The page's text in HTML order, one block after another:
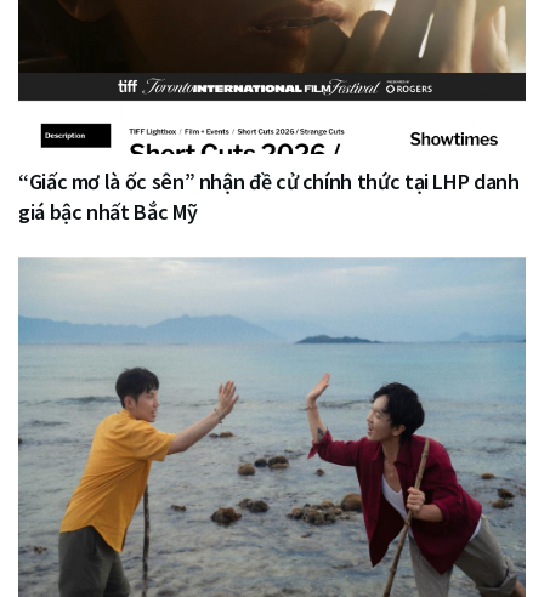
“Giấc mơ là ốc sên” nhận đề cử chính thức tại LHP danh
giá bậc nhất Bắc Mỹ